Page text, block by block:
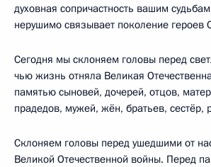
духовная сопричастность вашим
нерушимо связывает поколение героев
Сегодня мы склоняем головы перед
чью жизнь отняла Великая
памятью сыновей, дочерей, отцов,
прадедов, мужей, жён, братьев, сестёр,
Склоняем головы перед ушедшими от
Великой Отечественной войны. Перед